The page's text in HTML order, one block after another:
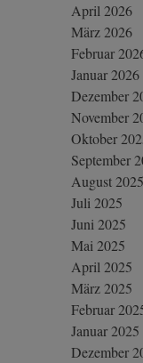
April 2026
März 2026
Februar
Januar 2026
Dezember
November
Oktober
September
August 2025
Juli 2025
Juni 2025
Mai 2025
April 2025
März 2025
Februar
Januar 2025
Dezember